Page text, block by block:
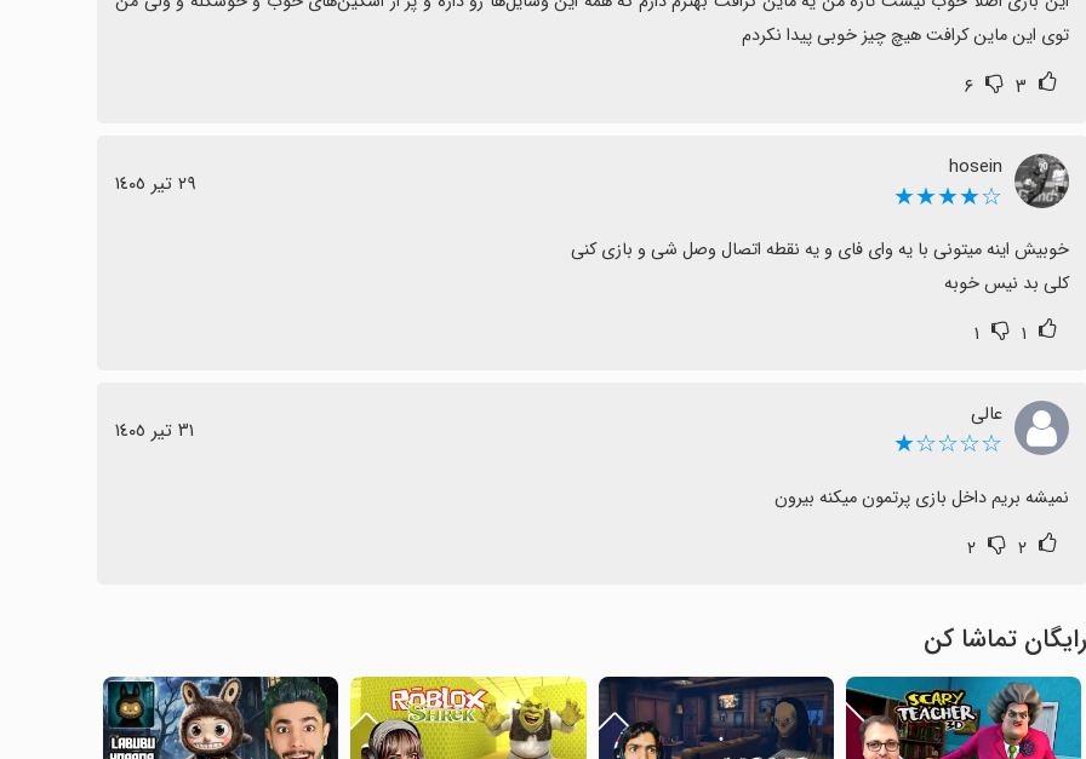
توی این ماین کرافت هیچ چیز خوبی پیدا نکردم
۳ ۶
hosein
☆★★★★ ٢٩ تیر ١٤٠٥
کلی بد نیس خوبه
۱ ۱
عالی
☆☆☆☆★ ٣١ تیر ١٤٠٥
نمیشه بریم داخل بازی پرتمون میکنه بیرون
۲ ۲
رایگان تماشا کن